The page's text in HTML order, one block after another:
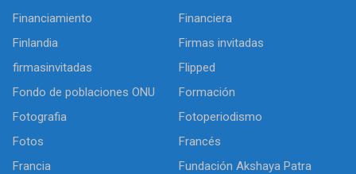
Financiamiento
Financiera
Finlandia
Firmas invitadas
firmasinvitadas
Flipped
Fondo de poblaciones ONU
Formación
Fotografia
Fotoperiodismo
Fotos
Francés
Francia
Fundación Akshaya Patra